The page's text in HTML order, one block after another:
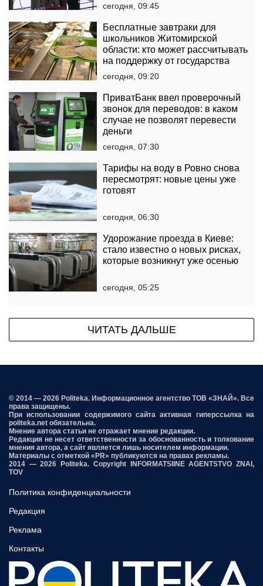
сегодня, 09:45
Бесплатные завтраки для
школьников Житомирской
области: кто может рассчитывать
на поддержку от государства
сегодня, 09:20
ПриватБанк ввел проверочный
звонок для переводов: в каком
случае не позволят перевести
деньги
сегодня, 07:30
Тарифы на воду в Ровно снова
пересмотрят: новые цены уже
готовят
сегодня, 06:30
Удорожание проезда в Киеве:
стало известно о новых рисках,
которые возникнут уже осенью
сегодня, 05:25
ЧИТАТЬ ДАЛЬШЕ
© 2014 — 2026 Politeka. Информационное агентство ТОВ «ЗНАЙ». Все
права защищены.
При использовании содержимого сайта активная гиперссылка на
politeka.net обязательна.
Мнение автора статьи не отражает мнение редакции.
Редакция не несет ответственности за обоснованность и толкование
мнения автора, а сайт является лишь носителем информации.
Материалы с отметкой «PR» публикуются на правах рекламы.
2014 — 2026 Politeka. Copyright INFORMATSIINE AGENTSTVO ZNAI,
TOV
Политика конфиденциальности
Редакция
Реклама
Контакты